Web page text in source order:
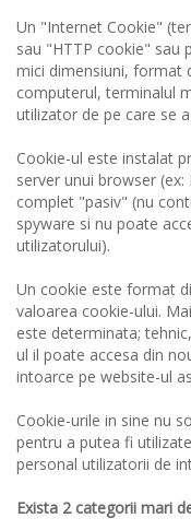
Un "Internet Cookie"
sau "HTTP cookie" sau
mici dimensiuni, format
computerul, terminalul
utilizator de pe care se
Cookie-ul este instalat
server unui browser
complet "pasiv" (nu
spyware si nu poate
utilizatorului).
Un cookie este format
valoarea cookie-ului.
este determinata;
ul il poate accesa din
intoarce pe website-ul
Cookie-urile in sine nu
pentru a putea fi
personal utilizatorii de
Exista 2 categorii mari